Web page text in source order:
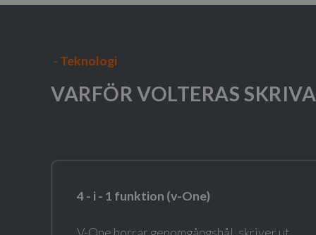
- Teknologi
VARFÖR VOLTERAS
4- i - 1 funktion (v-One)